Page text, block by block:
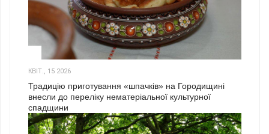
КВІТ., 15 2026
Традицію приготування «шпачків» на Городищині
внесли до переліку нематеріальної культурної
спадщини